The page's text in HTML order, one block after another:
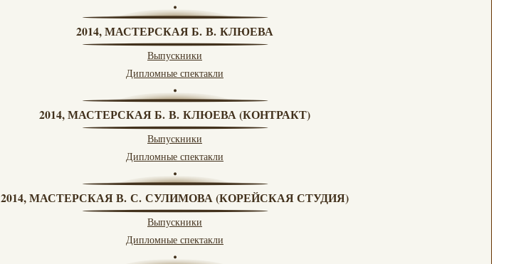
2014, МАСТЕРСКАЯ Б. В. КЛЮЕВА
Выпускники
Дипломные спектакли
2014, МАСТЕРСКАЯ Б. В. КЛЮЕВА (КОНТРАКТ)
Выпускники
Дипломные спектакли
2014, МАСТЕРСКАЯ В. С. СУЛИМОВА (КОРЕЙСКАЯ СТУДИЯ)
Выпускники
Дипломные спектакли